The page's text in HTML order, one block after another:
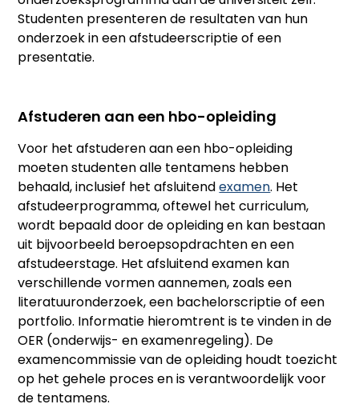
Studenten presenteren de resultaten van hun
onderzoek in een afstudeerscriptie of een
presentatie.
Afstuderen aan een hbo-opleiding
Voor het afstuderen aan een hbo-opleiding
moeten studenten alle tentamens hebben
behaald, inclusief het afsluitendexamen. Het
afstudeerprogramma, oftewel het curriculum,
wordt bepaald door de opleiding en kan bestaan
uit bijvoorbeeld beroepsopdrachten en een
afstudeerstage. Het afsluitend examen kan
verschillende vormen aannemen, zoals een
literatuuronderzoek, een bachelorscriptie of een
portfolio. Informatie hieromtrent is te vinden in de
OER (onderwijs- en examenregeling). De
examencommissie van de opleiding houdt toezicht
op het gehele proces en is verantwoordelijk voor
de tentamens.